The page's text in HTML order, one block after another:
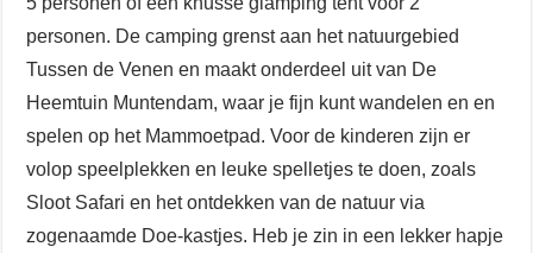
personen. De camping grenst aan het natuurgebied
Tussen de Venen en maakt onderdeel uit van De
Heemtuin Muntendam, waar je fijn kunt wandelen en en
spelen op het Mammoetpad. Voor de kinderen zijn er
volop speelplekken en leuke spelletjes te doen, zoals
Sloot Safari en het ontdekken van de natuur via
zogenaamde Doe-kastjes. Heb je zin in een lekker hapje